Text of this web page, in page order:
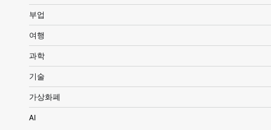
부업
여행
과학
기술
가상화폐
AI